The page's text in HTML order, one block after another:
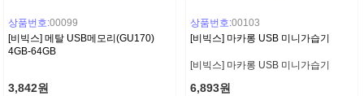
상품번호:00099
[비빅스] 메탈 USB메모리(GU170)
4GB-64GB
3,842원
상품번호:00103
[비빅스] 마카롱 USB 미니가습기
[비빅스] 마카롱 USB 미니가습기
6,893원